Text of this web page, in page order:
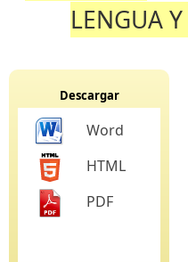
LENGUA
Descargar
Word
HTML
PDF